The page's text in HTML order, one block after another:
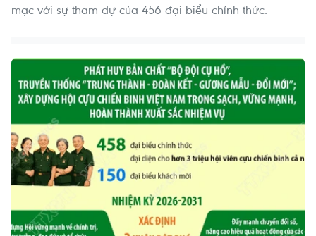
mạc với sự tham dự của 456 đại biểu chính thức.